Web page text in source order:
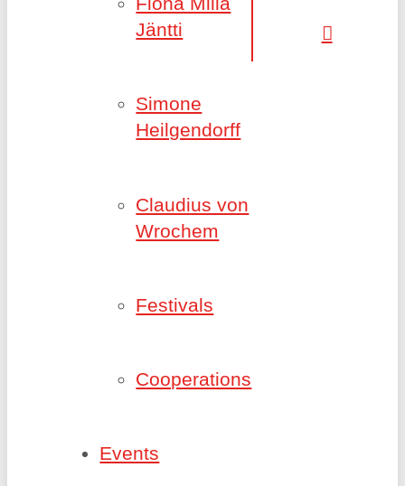
Jäntti
Simone
Heilgendorff
Claudius von
Wrochem
Festivals
Cooperations
Events